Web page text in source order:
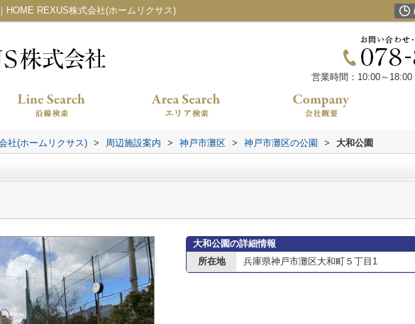
HOME REXUS株式会社(ホームリクサス)
営業時間：10:00～18:00
社(ホームリクサス) > 周辺施設案内 > 神戸市灘区 > 神戸市灘区の公園 > 大和公園
大和公園の詳細情報
所在地
兵庫県神戸市灘区大和町５丁目1